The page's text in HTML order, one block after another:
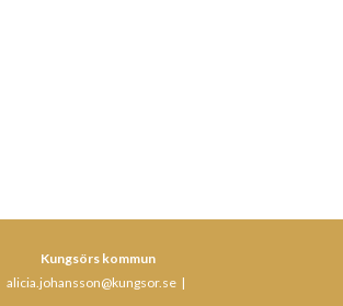
Kungsörs kommun
alicia.johansson@kungsor.se|